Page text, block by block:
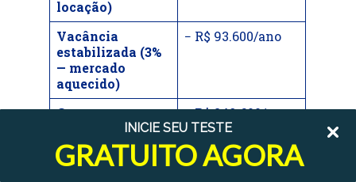
INICIE SEU TESTE
GRATUITO AGORA
locação)
Vacância
estabilizada (3%
— mercado
aquecido)
− R$ 93.600/ano
Custos
operacionais
(manutenção,
gestão, IPTU —
− R$ 249.600/ano